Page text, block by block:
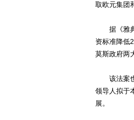
取欧元集团
据《雅典
资标准降低
莫斯政府两
该法案也
领导人拟于
展。